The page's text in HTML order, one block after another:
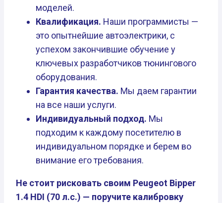
моделей.
Квалификация. Наши программисты —
это опытнейшие автоэлектрики, с
успехом закончившие обучение у
ключевых разработчиков тюнингового
оборудования.
Гарантия качества. Мы даем гарантии
на все наши услуги.
Индивидуальный подход. Мы
подходим к каждому посетителю в
индивидуальном порядке и берем во
внимание его требования.
Не стоит рисковать своим Peugeot Bipper
1.4 HDI (70 л.с.) — поручите калибровку